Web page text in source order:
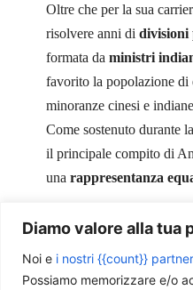
Diamo valore alla tua
Noi e i nostri {{count}} partner
Possiamo memorizzare e/o
Oltre che per la sua
risolvere anni di divisioni
formata da ministri
favorito la popolazione di
minoranze cinesi e
Come sostenuto durante
il principale compito di
una rappresentanza
Photo by Engin_Akyurt